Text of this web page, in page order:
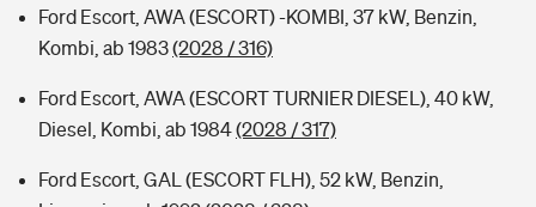
Ford Escort, AWA (ESCORT) -KOMBI, 37 kW, Benzin,
Kombi, ab 1983(2028 / 316)
Ford Escort, AWA (ESCORT TURNIER DIESEL), 40 kW,
Diesel, Kombi, ab 1984(2028 / 317)
Ford Escort, GAL (ESCORT FLH), 52 kW, Benzin,